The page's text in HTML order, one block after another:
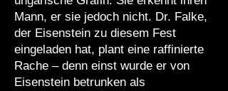
Mann, er sie jedoch nicht. Dr. Falke,
der Eisenstein zu diesem Fest
eingeladen hat, plant eine raffinierte
Rache – denn einst wurde er von
Eisenstein betrunken als